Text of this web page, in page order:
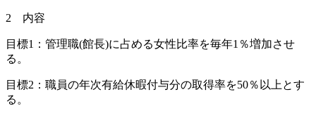
2 内容
目標1：管理職(館長)に占める女性比率を毎年1％増加させ
る。
目標2：職員の年次有給休暇付与分の取得率を50％以上とす
る。